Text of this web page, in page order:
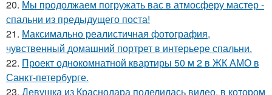
20. Мы продолжаем погружать вас в атмосферу мастер -
спальни из предыдущего поста!
21. Максимально реалистичная фотография,
чувственный домашний портрет в интерьере спальни.
22. Проект однокомнатной квартиры 50 м 2 в ЖК АМО в
Санкт-петербурге.
23. Девушка из Краснодара поделилась видео, в котором